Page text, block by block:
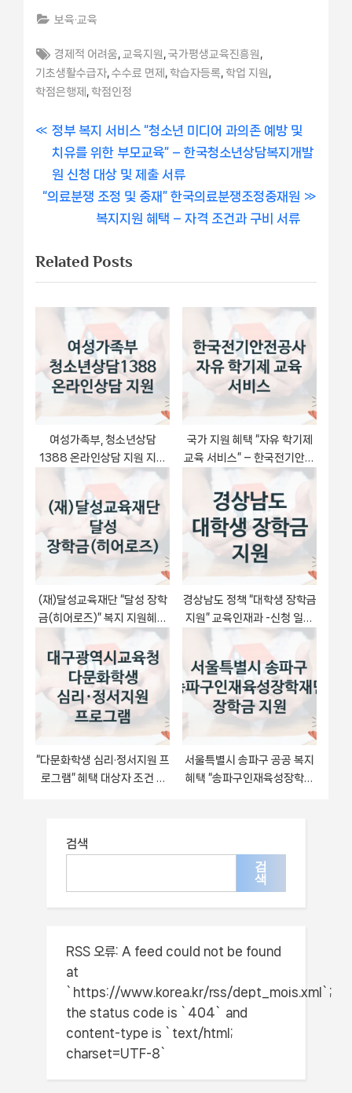
보육·교육
Tags:
경제적 어려움 교육지원 ,국가평생교육진흥원
기초생활수급자 수수료 면제 학습자등록 학업 지원
학점은행제
학점인정
글
내
비
이
P
r
e
v
u
s
P
t
:
정부 복지 서비스 “청소년 미디어 과의존 예방 및
치유를 위한 부모교육” – 한국청소년상담복지개발
원 신청 대상 및 제출 서류
N
t
P
o
:
“의료분쟁 조정 및 중재” 한국의료분쟁조정중재원
복지지원 혜택 – 자격 조건과 구비 서류
Related Posts
여성가족부, 청소년상담
1388 온라인상담 지원 지원
정책, 신청 구비서류와 일정
국가 지원 혜택 “자유 학기제
교육 서비스” – 한국전기안전
공사 자격 요건과 신청 방법
(재)달성교육재단 “달성 장학
금(히어로즈)” 복지 지원혜택
– 신청 방법과 구비 서류
경상남도 정책 “대학생 장학금
지원” 교육인재과 -신청 일정
과 자격 조건
“다문화학생 심리·정서지원 프
로그램” 혜택 대상자 조건 –
서울특별시 송파구 공공 복지
혜택 “송파구인재육성장학재
검색
검
색
RSS 오류: A feed could not be found
at
`https://www.korea.kr/rss/dept_mois.xml`;
the status code is `404` and
content-type is `text/html;
charset=UTF-8`